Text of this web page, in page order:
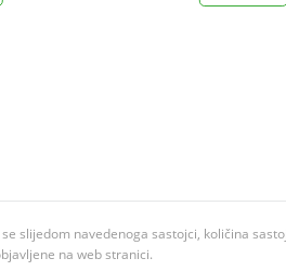
slijedom navedenoga sastojci, količina
na web stranici.